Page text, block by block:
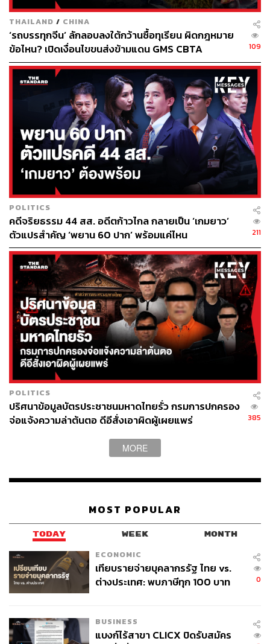
เทนนิสดาวดังที่ผันตัวมาเป็นโค้ชให้ โพสต์ภาพเซลฟีที่
สนามบินในเวลา 05.00 น. (เวลาท้องถิ่น) พร้อม
ข้อความว่า ‘นี่ไม่ใช่การเดินทางมาดาวน์อันเดอร์แบบ
ปกติ’
ที่ผ่านมาประเทศออสเตรเลียประสบปัญหาในการรับมือ
กับวิกฤตโควิดอย่างมาก และทำให้รัฐบาลภายใต้
การนำของ สกอตต์ มอร์ริสัน สั่นคลอนอย่างหนัก ซึ่ง
การที่ยอโควิชประกาศว่าได้รับการยกเว้นทำให้มา
แข่งขันได้ สร้างความไม่พอใจให้แก่ชาวออสเตรเลีย
อย่างยิ่ง
รัฐวิกตอเรียเองประสบปัญหาสาหัสในการรับมือกับโค
วิด โดยที่ผ่านมาต้องล็อกดาวน์อย่างยาวนาน ล่าสุดการ
ระบาดของโควิดสายพันธุ์โอไมครอนทำให้มีผู้ติดเชื้อ
เมื่อวันพุธที่ผ่านมาสูงถึง 17,636 ราย ส่งผลกระทบต่อ
ระบบสาธารณสุขอย่างรุนแรง
ขณะที่ชาวเซอร์เบียเองไม่พอใจกับการปฏิบัติต่อยอโค
วิช นักเทนนิสขวัญใจอันดับหนึ่ง ของรัฐบาลออสเตรเลีย
โดย เซอร์ดาน ยอโควิช ผู้เป็นพ่อ กล่าวในแถลงการณ์
ตอบโต้ว่า “นี่ไม่ใช่แค่การต่อสู้เพื่อโนวัค แต่เป็นการ
ต่อสู้เพื่อคนทั้งโลก”
ด้าน อเล็กซานเดอร์ วูซิช ประธานาธิบดีเซอร์เบีย ระบุ
ว่า ยอโควิชตกเป็น ‘เหยื่อของการข่มขู่’ และชาวเซ
อร์เบียทั้งประเทศยังให้การสนับสนุนเขาเหมือนเดิม
สิ่งที่น่าสนใจหลังจากนี้คือ แนวทางการปฏิบัติต่อ
นักกีฬาทุกประเภททั่วโลกจะไปตามบรรทัดฐานที่
การตั้งคำถามถึงประเด็นที่นักกีฬาบางส่วนเลือกจะไม่
ถึงเวลาที่จะต้องมีการออกกฎให้นักกีฬาต้องเข้ารับ
วัคซีนถึงจะลงแข่งขันได้หรือยัง?
https://www.theguardian.com/sport/2022/jan/05/appa
THAILAND / CHINA
‘รถบรรทุกจีน’ ลักลอบลงใต้กว้านซื้อทุเรียน ผิดกฎหมาย
ข้อไหน? เปิดเงื่อนไขขนส่งข้ามแดน GMS CBTA
109
POLITICS
คดีจริยธรรม 44 สส. อดีตก้าวไกล กลายเป็น ‘เกมยาว’
ตัวแปรสำคัญ ‘พยาน 60 ปาก’ พร้อมแค่ไหน
211
POLITICS
ปริศนาข้อมูลบัตรประชาชนมหาดไทยรั่ว กรมการปกครอง
จ่อแจ้งความล่าต้นตอ ดีอีสั่งเอาผิดผู้เผยแพร่
385
MORE
MOST POPULAR
TODAY WEEK MONTH
ECONOMIC
เทียบรายจ่ายบุคลากรรัฐ ไทย vs.
ต่างประเทศ: พบภาษีทุก 100 บาท
0
BUSINESS
แบงก์ไร้สาขา CLICX ปิดรับสมัคร